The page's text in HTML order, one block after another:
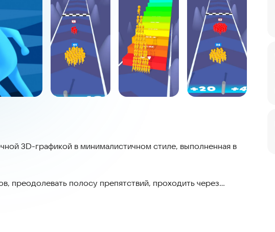
3D-графикой в минималистичном стиле, выполненная в
преодолевать полосу препятствий, проходить через